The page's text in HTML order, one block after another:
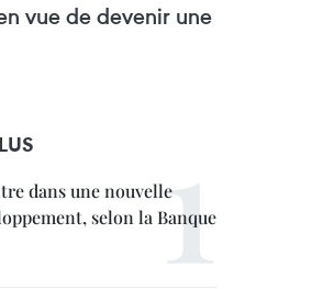
vue de devenir une
dans une nouvelle
selon la Banque